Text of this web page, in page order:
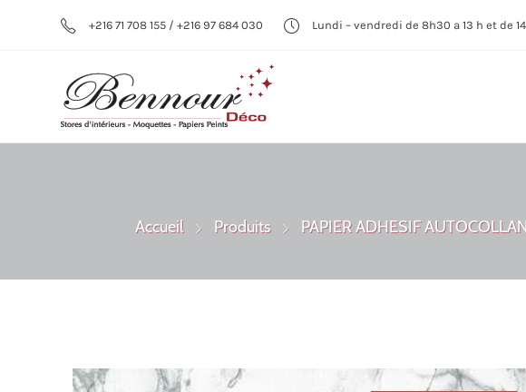
+216 71 708 155 / +216 97 684 030 Lundi – vendredi de 8h30 a 13 h et de
Accueil Produits PAPIER ADHESIF